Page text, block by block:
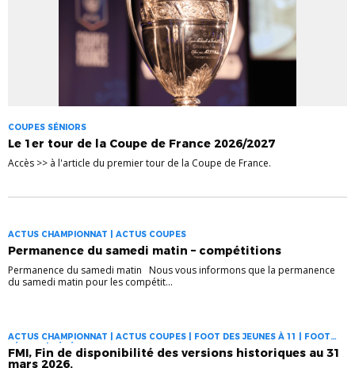
COUPES SÉNIORS
Le 1er tour de la Coupe de France 2026/2027
Accès >> à l'article du premier tour de la Coupe de France.
ACTUS CHAMPIONNAT | ACTUS COUPES
Permanence du samedi matin – compétitions
Permanence du samedi matin Nous vous informons que la permanence
du samedi matin pour les compétit...
ACTUS CHAMPIONNAT | ACTUS COUPES | FOOT DES JEUNES À 11 | FOOT
FÉMININ | VÉTÉRANS
FMI, Fin de disponibilité des versions historiques au 31
mars 2026.